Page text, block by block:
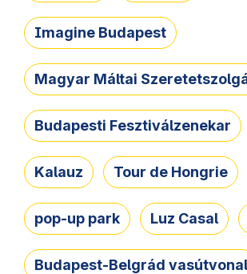
Imagine Budapest
Magyar Máltai
Budapesti Fesztiválzenekar
Kalauz Tour de Hongrie
pop-up park Luz Casal
Budapest-Belgrád vasútvonal